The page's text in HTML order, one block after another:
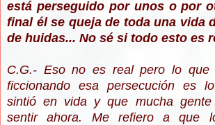
está perseguido por unos o por
final él se queja de toda una vida
de huidas... No sé si todo esto es
C.G.- Eso no es real pero lo que
ficcionando esa persecución es
sintió en vida y que mucha
sentir ahora. Me refiero a que